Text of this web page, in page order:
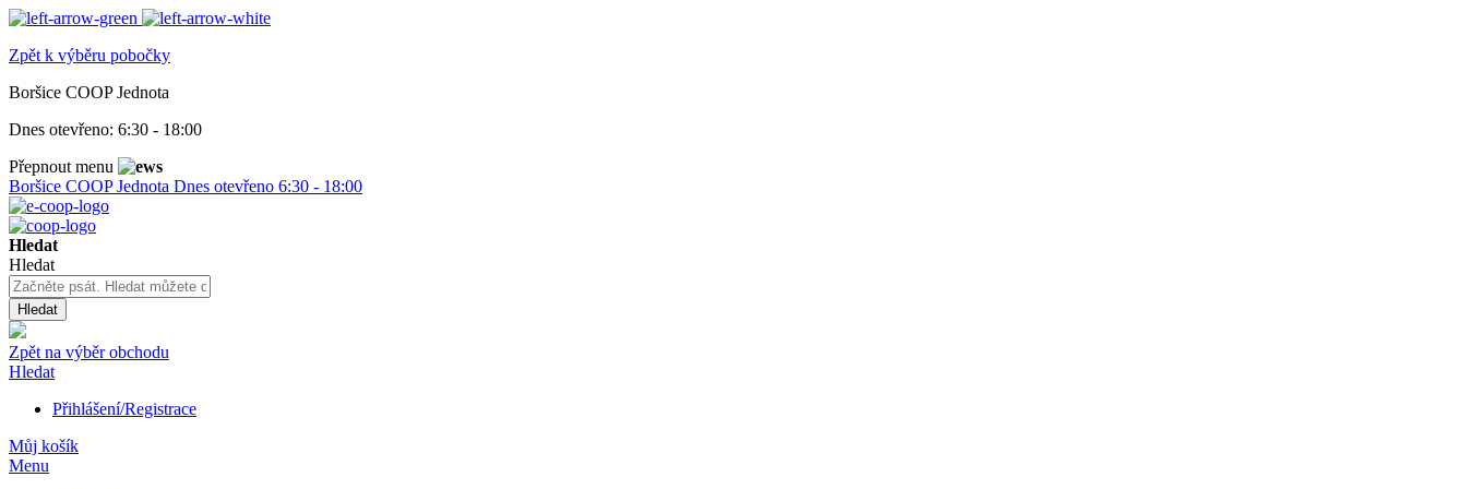
Zpět k výběru pobočky
Boršice COOP Jednota
Dnes otevřeno: 6:30 - 18:00
Přepnout menu
Boršice COOP Jednota Dnes otevřeno 6:30 - 18:00
Hledat
Hledat
Hledat
Zpět na výběr obchodu
Hledat
Přihlášení/Registrace
Můj košík
Menu